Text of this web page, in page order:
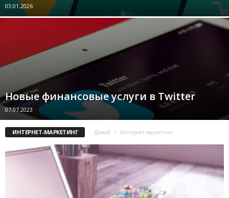
03.01.2026
Новые финансовые услуги в Twitter
07.07.2023
ИНТЕРНЕТ-МАРКЕТИНГ Домой Интернет-маркетинг